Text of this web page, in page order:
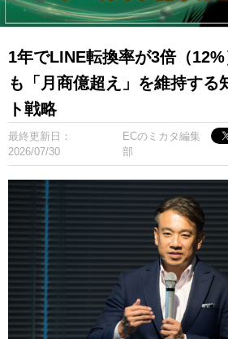
1年でLINE転換率が3倍（
も「月商億超え」を維持する
ト戦略
最終更新日：
2026/07/30
ECのミカタ編集
部